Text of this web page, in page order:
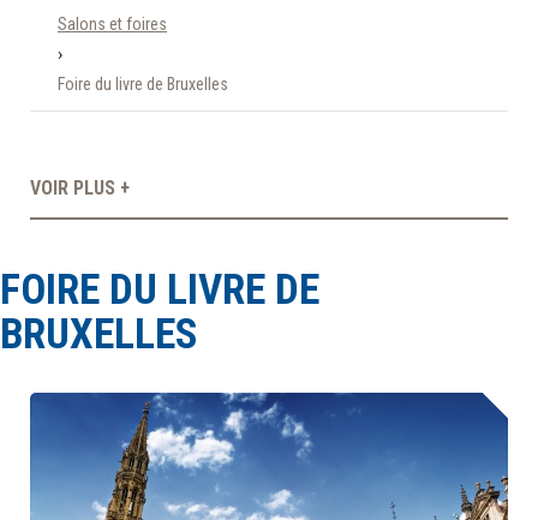
ÊTRE ÉDITEUR·TRICE
PERFECTIONNEMENT
ET SERVICES AUX MEMBRES
À LA POINTE DE LA PROFESSION
CALENDRIER
Salons et foires
›
Foire du livre de Bruxelles
FOIRE DU LIVRE DE
BRUXELLES
VOIR PLUS +